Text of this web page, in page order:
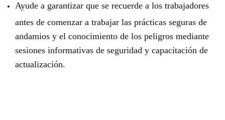
Ayude a garantizar que se recuerde a los trabajadores
antes de comenzar a trabajar las prácticas seguras de
andamios y el conocimiento de los peligros mediante
sesiones informativas de seguridad y capacitación de
actualización.